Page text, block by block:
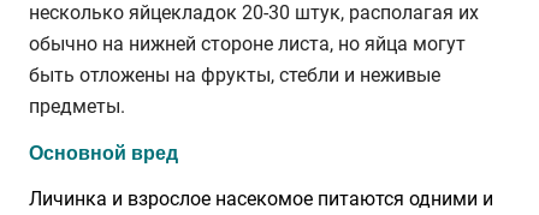
несколько яйцекладок 20-30 штук, располагая их
обычно на нижней стороне листа, но яйца могут
быть отложены на фрукты, стебли и неживые
предметы.
Основной вред
Личинка и взрослое насекомое питаются одними и